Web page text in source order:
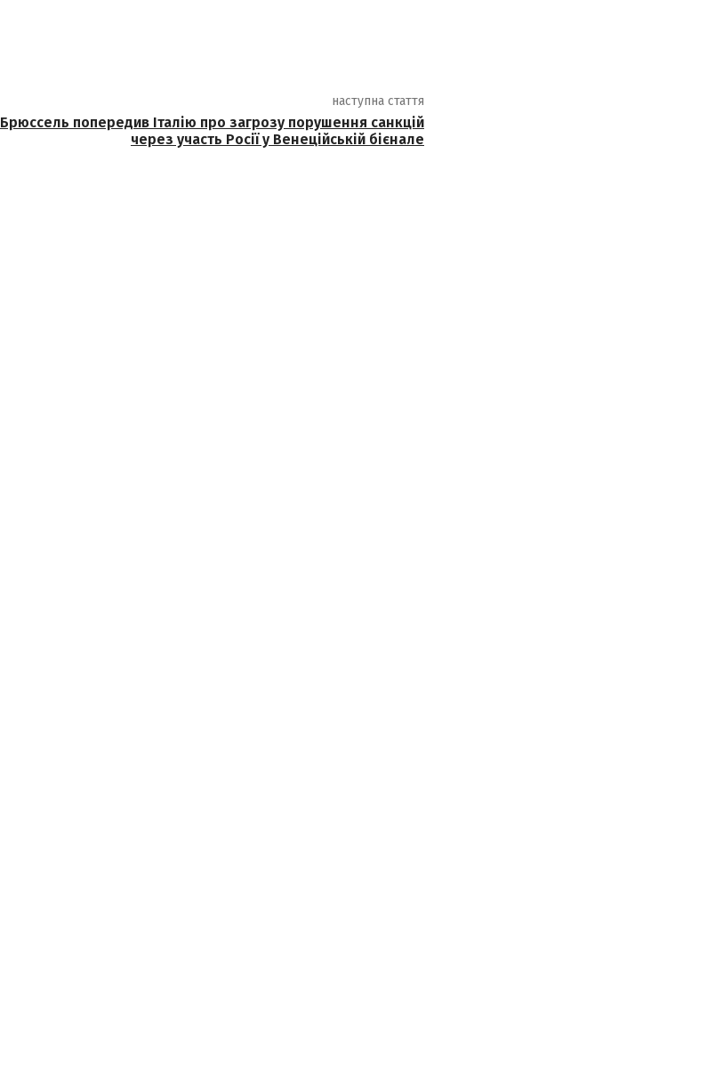
наступна стаття
Брюссель попередив Італію про загрозу порушення санкцій
через участь Росії у Венеційській бієнале